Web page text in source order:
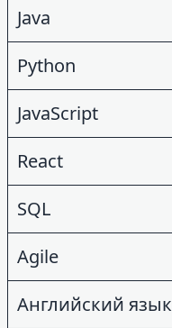
Java
Python
JavaScript
React
SQL
Agile
Английский язык